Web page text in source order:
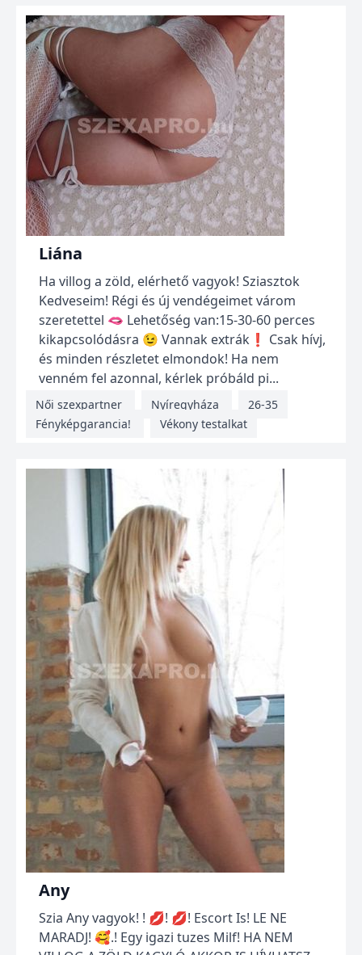
Liána
Ha villog a zöld, elérhető vagyok! Sziasztok
Kedveseim! Régi és új vendégeimet várom
szeretettel 🫦 Lehetőség van:15-30-60 perces
kikapcsolódásra 😉 Vannak extrák❗ Csak hívj,
és minden részletet elmondok! Ha nem
venném fel azonnal, kérlek próbáld pi...
Női szexpartner Nyíregyháza
26-35
Fényképgarancia!
Vékony testalkat
Any
Szia Any vagyok! ! 💋! 💋! Escort Is! LE NE
MARADJ! 🥰.! Egy igazi tuzes Milf! HA NEM